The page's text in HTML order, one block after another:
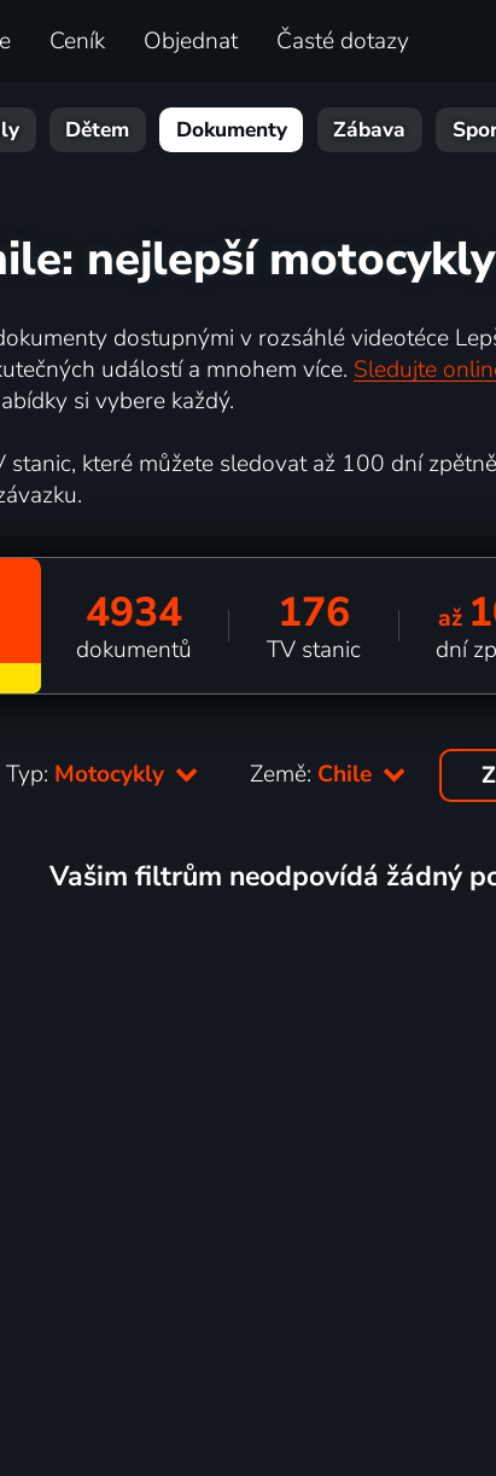
Ceník Objednat Časté dotazy
Dětem Dokumenty Zábava
nejlepší
dostupnými v rozsáhlé videotéce
událostí a mnohem více. Sledujte
si vybere každý.
které můžete sledovat až 100 dní
4934
dokumentů
176
TV stanic
až
dní
Typ: Motocykly Země: Chile
Vašim filtrům neodpovídá žádný